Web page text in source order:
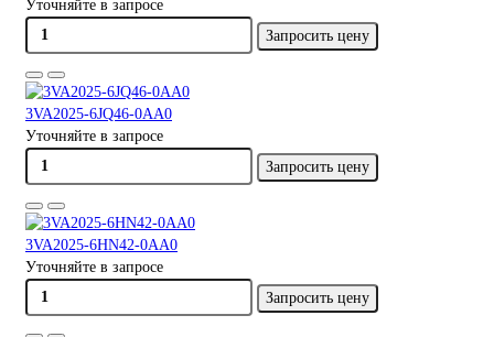
Уточняйте в запросе
Запросить цену
3VA2025-6JQ46-0AA0
Уточняйте в запросе
Запросить цену
3VA2025-6HN42-0AA0
Уточняйте в запросе
Запросить цену